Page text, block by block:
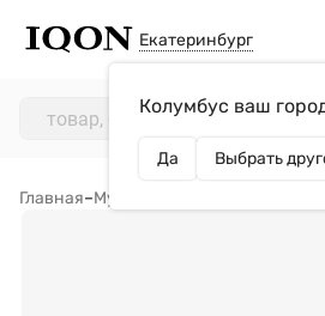
Екатеринбург
Колумбус ваш
Да Выбрать
Главная–Мужчинам